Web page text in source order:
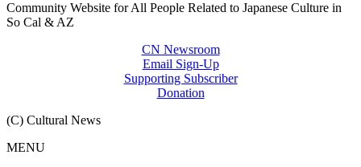
Community Website for All People Related to Japanese Culture in
So Cal & AZ
CN Newsroom
Email Sign-Up
Supporting Subscriber
Donation
(C) Cultural News
MENU